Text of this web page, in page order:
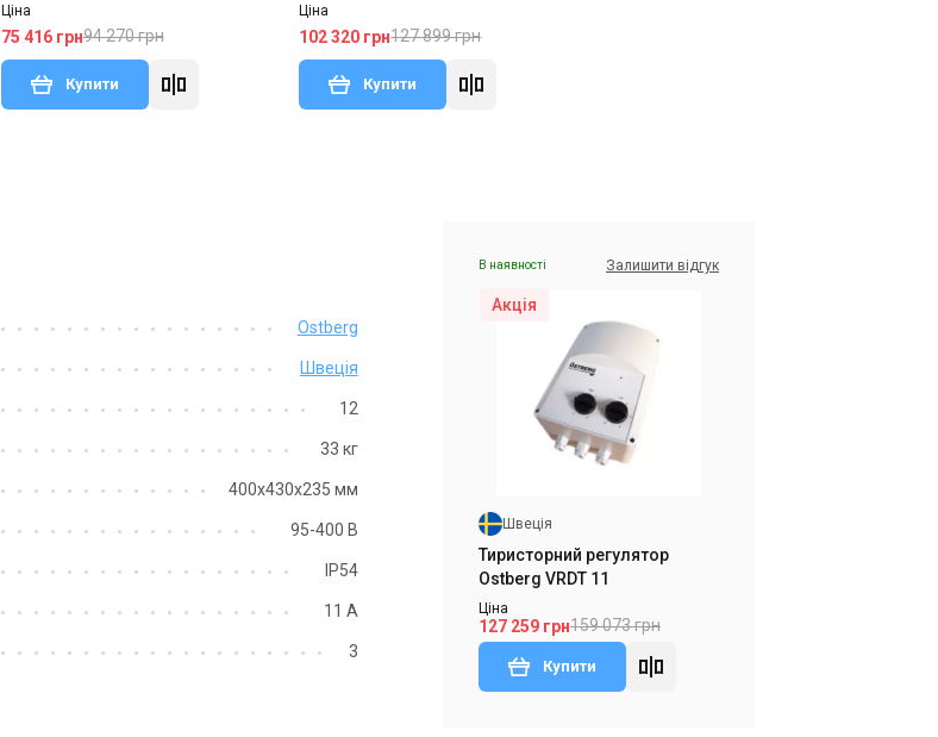
Ціна
75 416 грн94 270 грн
Купити
Ціна
102 320 грн127 899 грн
Купити
Ostberg
Швеція
12
33 кг
400х430х235 мм
95-400 В
IP54
11 А
3
В наявності Залишити відгук
Акція
Швеція
Тиристорний регулятор
Ostberg VRDT 11
Ціна
127 259 грн159 073 грн
Купити